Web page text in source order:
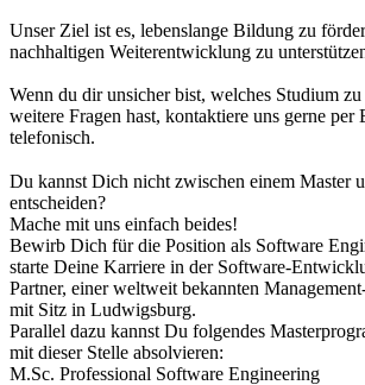
Unser Ziel ist es, lebenslange Bildung zu
nachhaltigen Weiterentwicklung zu
Wenn du dir unsicher bist, welches Studium zu
weitere Fragen hast, kontaktiere uns gerne per
telefonisch.
Du kannst Dich nicht zwischen einem Master
entscheiden?
Mache mit uns einfach beides!
Bewirb Dich für die Position als Software
starte Deine Karriere in der Software-
Partner, einer weltweit bekannten
mit Sitz in Ludwigsburg.
Parallel dazu kannst Du folgendes
mit dieser Stelle absolvieren:
M.Sc. Professional Software Engineering